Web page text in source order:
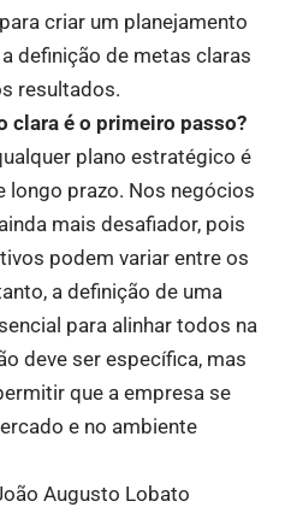
criar um planejamento
definição de metas claras
resultados.
clara é o primeiro passo?
plano estratégico é
longo prazo. Nos negócios
mais desafiador, pois
podem variar entre os
a definição de uma
para alinhar todos na
deve ser específica, mas
que a empresa se
e no ambiente
Augusto Lobato